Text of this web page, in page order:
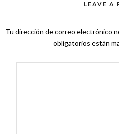
LEAVE A
Tu dirección de correo electrónico
obligatorios están